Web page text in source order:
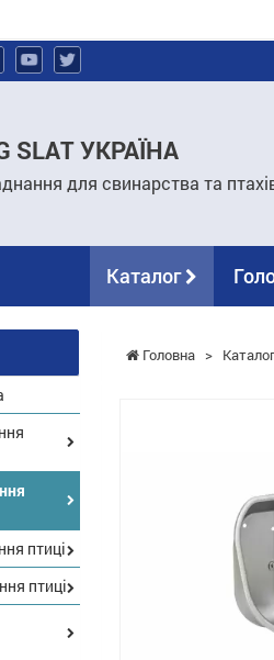
SLAT УКРАЇНА
для свинарства та
Каталог
Головна > Каталог
птиці
птиці